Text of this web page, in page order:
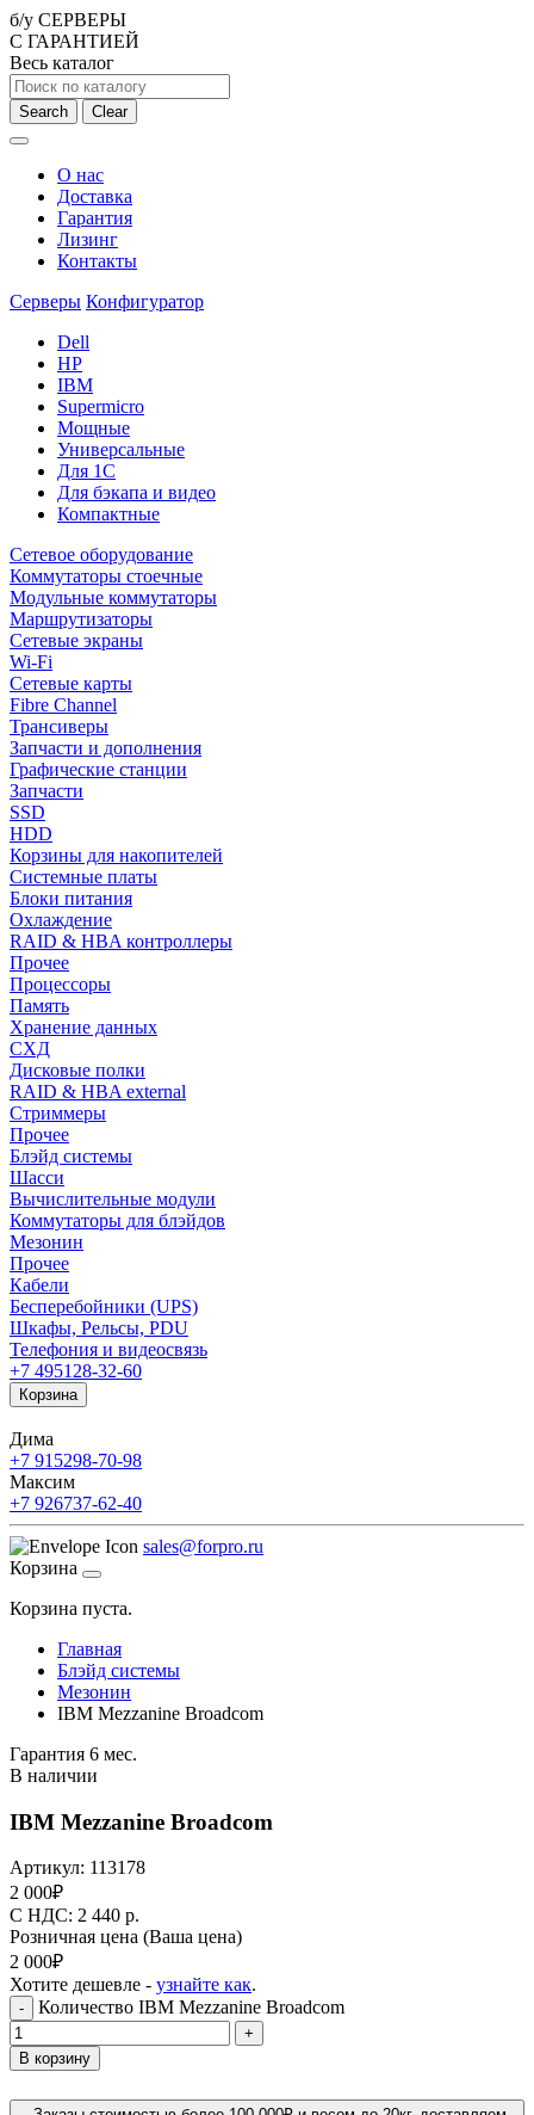
б/у СЕРВЕРЫ
С ГАРАНТИЕЙ
Весь каталог
Search Clear
О нас
Доставка
Гарантия
Лизинг
Контакты
Серверы Конфигуратор
Dell
HP
IBM
Supermicro
Мощные
Универсальные
Для 1С
Для бэкапа и видео
Компактные
Сетевое оборудование
Коммутаторы стоечные
Модульные коммутаторы
Маршрутизаторы
Сетевые экраны
Wi-Fi
Сетевые карты
Fibre Channel
Трансиверы
Запчасти и дополнения
Графические станции
Запчасти
SSD
HDD
Корзины для накопителей
Системные платы
Блоки питания
Охлаждение
RAID & HBA контроллеры
Прочее
Процессоры
Память
Хранение данных
СХД
Дисковые полки
RAID & HBA external
Стриммеры
Прочее
Блэйд системы
Шасси
Вычислительные модули
Коммутаторы для блэйдов
Мезонин
Прочее
Кабели
Бесперебойники (UPS)
Шкафы, Рельсы, PDU
Телефония и видеосвязь
+7 495128-32-60
Корзина
Дима
+7 915298-70-98
Максим
+7 926737-62-40
sales@forpro.ru
Корзина
Корзина пуста.
Главная
Блэйд системы
Мезонин
IBM Mezzanine Broadcom
Гарантия 6 мес.
В наличии
IBM Mezzanine Broadcom
Артикул: 113178
2 000₽
C НДС: 2 440 р.
Розничная цена (Ваша цена)
2 000₽
Хотите дешевле - узнайте как.
- Количество IBM Mezzanine Broadcom
+
В корзину